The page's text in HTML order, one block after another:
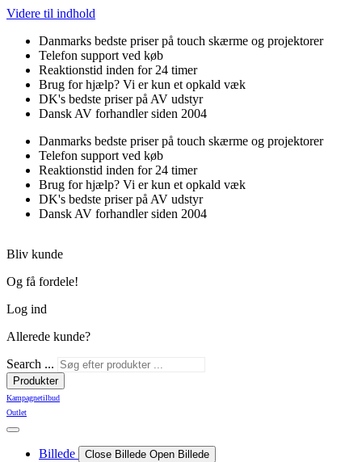
Videre til indhold
Danmarks bedste priser på touch skærme og projektorer
Telefon support ved køb
Reaktionstid inden for 24 timer
Brug for hjælp? Vi er kun et opkald væk
DK's bedste priser på AV udstyr
Dansk AV forhandler siden 2004
Danmarks bedste priser på touch skærme og projektorer
Telefon support ved køb
Reaktionstid inden for 24 timer
Brug for hjælp? Vi er kun et opkald væk
DK's bedste priser på AV udstyr
Dansk AV forhandler siden 2004
Bliv kunde
Og få fordele!
Log ind
Allerede kunde?
Search ...
Produkter
Kampagnetilbud
Outlet
Billede Close Billede Open Billede